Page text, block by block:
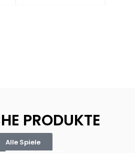
PRODUKTE
Alle Spiele